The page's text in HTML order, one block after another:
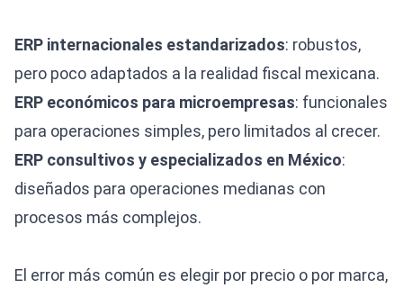
ERP internacionales estandarizados: robustos,
pero poco adaptados a la realidad fiscal mexicana.
ERP económicos para microempresas: funcionales
para operaciones simples, pero limitados al crecer.
ERP consultivos y especializados en México:
diseñados para operaciones medianas con
procesos más complejos.
El error más común es elegir por precio o por marca,